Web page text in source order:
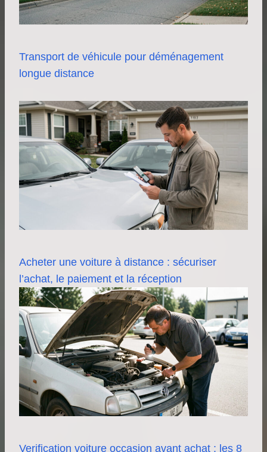
Transport de véhicule pour déménagement
longue distance
Acheter une voiture à distance : sécuriser
l’achat, le paiement et la réception
Verification voiture occasion avant achat : les 8